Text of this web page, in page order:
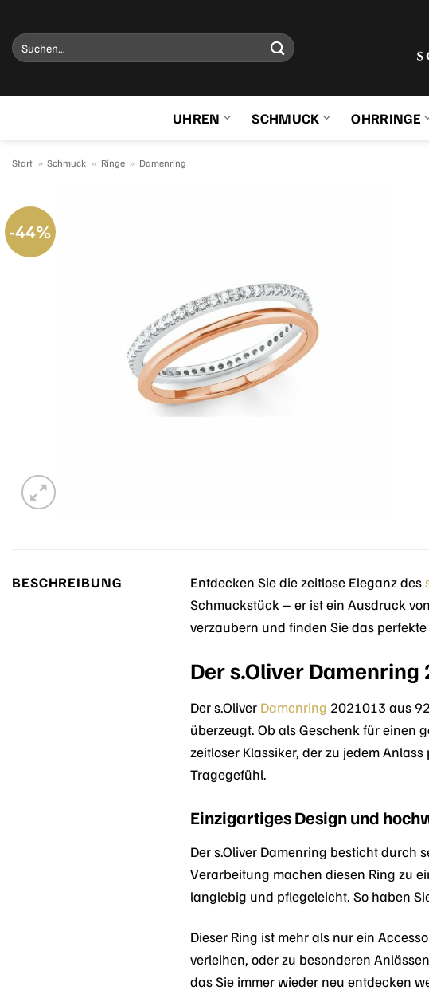
Inhalt
springen
Suchen
nach:
UHREN SCHMUCK OHRRINGE
Start » Schmuck » Ringe » Damenring
-44%
BESCHREIBUNG Entdecken Sie die zeitlose Eleganz des
Schmuckstück – er ist ein Ausdruck
verzaubern und finden Sie das
Der s.Oliver
Der s.Oliver Damenring 2021013 aus
überzeugt. Ob als Geschenk für einen
zeitloser Klassiker, der zu jedem
Tragegefühl.
Einzigartiges Design und
Der s.Oliver Damenring besticht durch
Verarbeitung machen diesen Ring zu
langlebig und pflegeleicht. So haben
Dieser Ring ist mehr als nur ein
verleihen, oder zu besonderen
das Sie immer wieder neu entdecken